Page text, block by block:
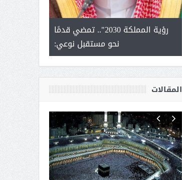
الشيخ
يحصل على
رؤية المملكة 2030".. تمضي قدمًا
نحو مستقبل نوعي:
المقالات